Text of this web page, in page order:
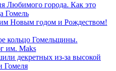
Любимого города. Как это
Гомель
Новым годом и Рождеством!
кольцо Гомельщины.
им. Maks
декретных из-за высокой
Гомеля